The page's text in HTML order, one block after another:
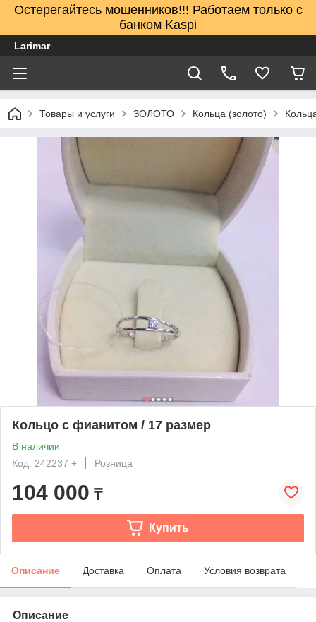
Остерегайтесь мошенников!!! Работаем только с
банком Kaspi
Larimar
Товары и услуги ЗОЛОТО Кольца (золото)
Кольцо с фианитом / 17 размер
В наличии
Код: 242237 +
Розница
104 000 ₸
Купить
Описание Доставка Оплата Условия возврата
Описание